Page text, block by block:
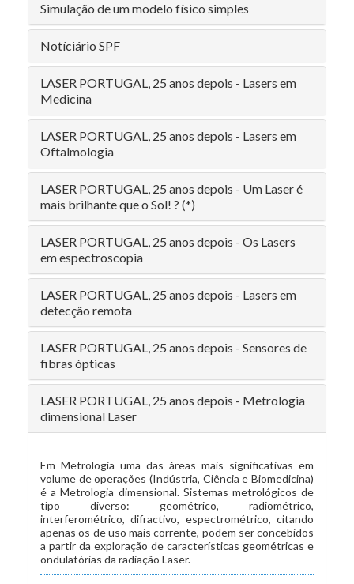
Simulação de um modelo físico simples
Notíciário SPF
LASER PORTUGAL, 25 anos depois - Lasers em
Medicina
LASER PORTUGAL, 25 anos depois - Lasers em
Oftalmologia
LASER PORTUGAL, 25 anos depois - Um Laser é
mais brilhante que o Sol! ? (*)
LASER PORTUGAL, 25 anos depois - Os Lasers
em espectroscopia
LASER PORTUGAL, 25 anos depois - Lasers em
detecção remota
LASER PORTUGAL, 25 anos depois - Sensores de
fibras ópticas
LASER PORTUGAL, 25 anos depois - Metrologia
dimensional Laser
Em Metrologia uma das áreas mais significativas em
volume de operações (Indústria, Ciência e Biomedicina)
é a Metrologia dimensional. Sistemas metrológicos de
tipo diverso: geométrico, radiométrico,
interferométrico, difractivo, espectrométrico, citando
apenas os de uso mais corrente, podem ser concebidos
a partir da exploração de características geométricas e
ondulatórias da radiação Laser.